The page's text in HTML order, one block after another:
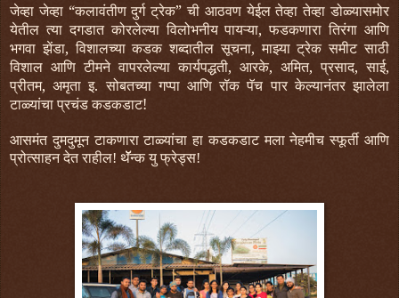
जेव्हा जेव्हा “कलावंतीण दुर्ग ट्रेक” ची आठवण येईल तेव्हा तेव्हा डोळ्यासमोर
येतील त्या दगडात कोरलेल्या विलोभनीय पायऱ्या, फडकणारा तिरंगा आणि
भगवा झेंडा, विशालच्या कडक शब्दातील सूचना, माझ्या ट्रेक समीट साठी
विशाल आणि टीमने वापरलेल्या कार्यपद्धती, आरके, अमित, प्रसाद, साई,
प्रीतम, अमृता इ. सोबतच्या गप्पा आणि रॉक पॅच पार केल्यानंतर झालेला
टाळ्यांचा प्रचंड कडकडाट!
आसमंत दुमदुमून टाकणारा टाळ्यांचा हा कडकडाट मला नेहमीच स्फूर्ती आणि
प्रोत्साहन देत राहील! थॅॅॅन्क यु फ्रेड्स!